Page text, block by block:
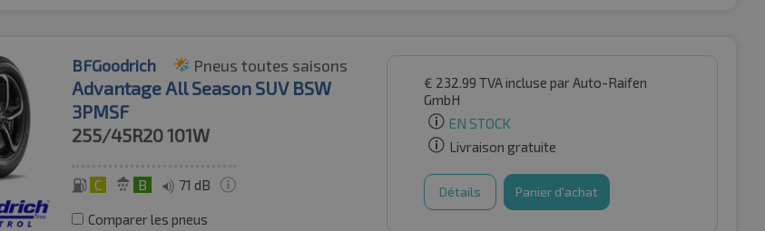
BFGoodrich Pneus toutes saisons
Advantage All Season SUV BSW
3PMSF
255/45R20101W
C B 71 dB
Comparer les pneus
€ 232.99 TVA incluse par Auto-Raifen
GmbH
EN STOCK
Livraison gratuite
Détails Panier d'achat